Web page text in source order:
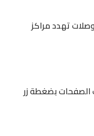
تهدد مراكز
الصفحات بضغطة زر